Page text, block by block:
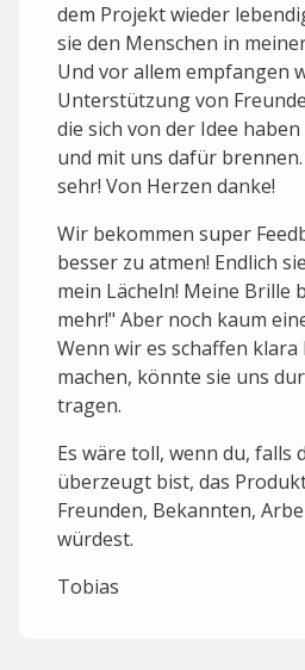
dem Projekt wieder
sie den Menschen in
Und vor allem empfangen
Unterstützung von
die sich von der Idee
und mit uns dafür
sehr! Von Herzen danke!
Wir bekommen super
besser zu atmen! Endlich
mein Lächeln! Meine Brille
mehr!" Aber noch kaum
Wenn wir es schaffen
machen, könnte sie uns
tragen.
Es wäre toll, wenn du, falls
überzeugt bist, das
Freunden, Bekannten,
würdest.
Tobias